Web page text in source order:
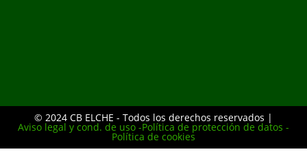
© 2024 CB ELCHE - Todos los derechos reservados |
Aviso legal y cond. de uso -Política de protección de datos -
Política de cookies